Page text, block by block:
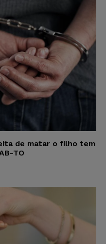
de matar o filho tem
TO